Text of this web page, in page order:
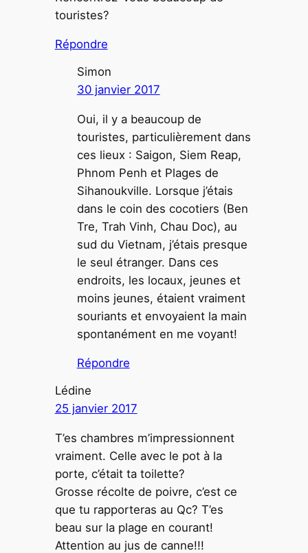
touristes?
Répondre
Simon
30 janvier 2017
Oui, il y a beaucoup de
touristes, particulièrement dans
ces lieux : Saigon, Siem Reap,
Phnom Penh et Plages de
Sihanoukville. Lorsque j’étais
dans le coin des cocotiers (Ben
Tre, Trah Vinh, Chau Doc), au
sud du Vietnam, j’étais presque
le seul étranger. Dans ces
endroits, les locaux, jeunes et
moins jeunes, étaient vraiment
souriants et envoyaient la main
spontanément en me voyant!
Répondre
Lédine
25 janvier 2017
T’es chambres m’impressionnent
vraiment. Celle avec le pot à la
porte, c’était ta toilette?
Grosse récolte de poivre, c’est ce
que tu rapporteras au Qc? T’es
beau sur la plage en courant!
Attention au jus de canne!!!